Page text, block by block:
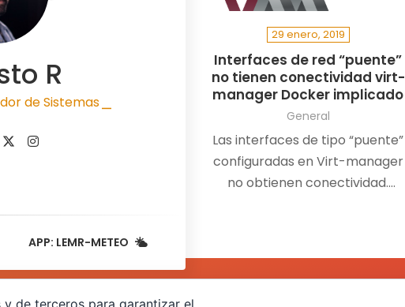
R
de Sistemas |
APP: LEMR-METEO
29 enero, 2019
Interfaces de red “puente”
no tienen conectividad virt-
manager Docker implicado
General
Las interfaces de tipo “puente”
configuradas en Virt-manager
no obtienen conectividad.
de terceros para garantizar el